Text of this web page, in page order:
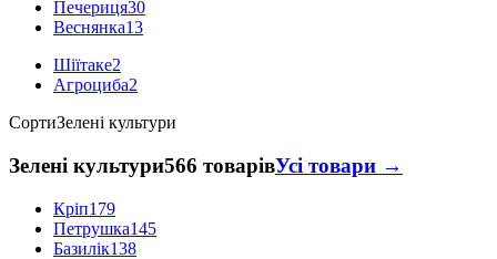
Печериця30
Веснянка13
Шіїтаке2
Агроциба2
СортиЗелені культури
Зелені культури566 товарівУсі товари →
Кріп179
Петрушка145
Базилік138